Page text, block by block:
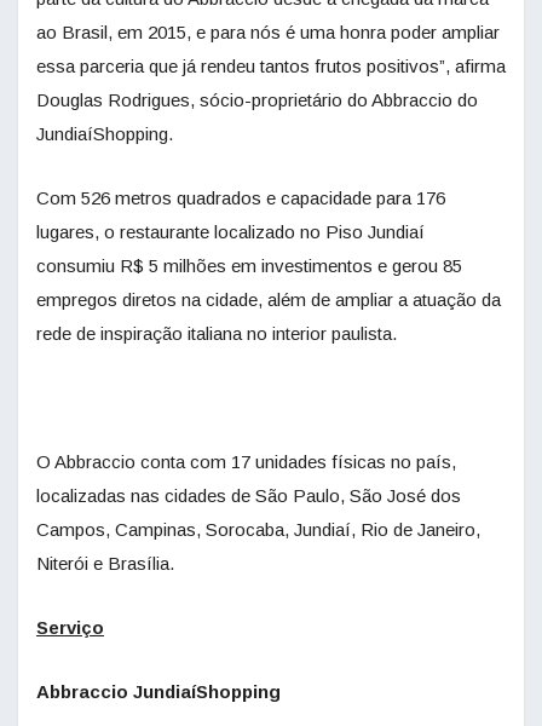
ao Brasil, em 2015, e para nós é uma honra poder ampliar
essa parceria que já rendeu tantos frutos positivos”, afirma
Douglas Rodrigues, sócio-proprietário do Abbraccio do
JundiaíShopping.
Com 526 metros quadrados e capacidade para 176
lugares, o restaurante localizado no Piso Jundiaí
consumiu R$ 5 milhões em investimentos e gerou 85
empregos diretos na cidade, além de ampliar a atuação da
rede de inspiração italiana no interior paulista.
O Abbraccio conta com 17 unidades físicas no país,
localizadas nas cidades de São Paulo, São José dos
Campos, Campinas, Sorocaba, Jundiaí, Rio de Janeiro,
Niterói e Brasília.
Serviço
Abbraccio JundiaíShopping